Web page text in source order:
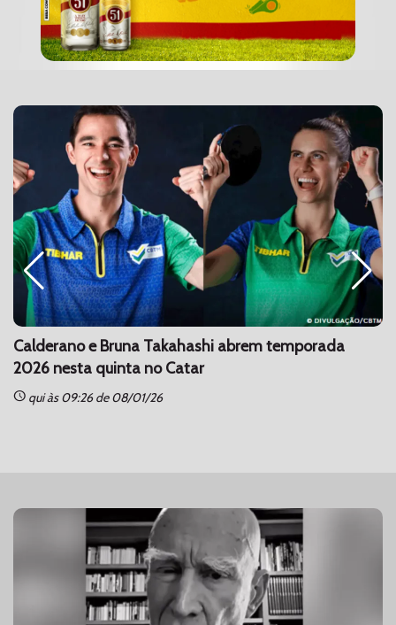
Calderano e Bruna Takahashi abrem temporada
2026 nesta quinta no Catar
schedule qui às 09:26 de 08/01/26